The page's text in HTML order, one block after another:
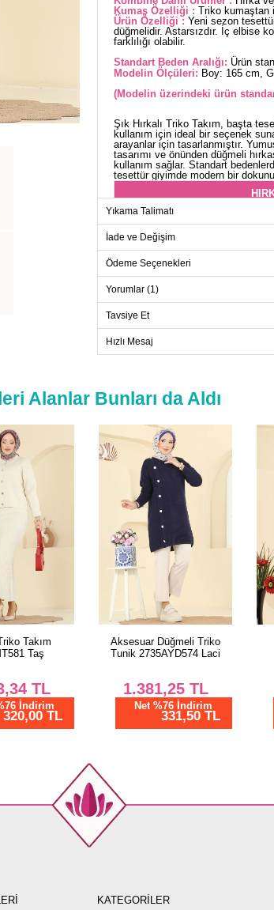
Kumaş Özelliği : Triko kumaştan
Ürün Özelliği : Yeni sezon
düğmelidir. Astarsızdır. İç elbise
farklılığı olabilir.
Standart Beden Aralığı: Ürün
Modelin Ölçüleri: Boy: 165 cm,
(Modelin üzerindeki ürün
Şık Hırkalı Triko Takım, başta
kullanım için ideal bir seçenek
arayanlar için tasarlanmıştır.
tasarımı ve önünden düğmeli
kullanım sağlar. Standart
tesettür giyimde modern bir
Yıkama Talimatı
İade ve Değişim
Ödeme Seçenekleri
Yorumlar (1)
Tavsiye Et
Hızlı Mesaj
Alanlar Bunları da Aldı
Triko
Laci
TL
İndirim
331,50 TL
Hırkalı Triko Takım
1438MT581 Siyah
1.333,34 TL
Net %76 İndirim
320,00 TL
KATEGORİLER